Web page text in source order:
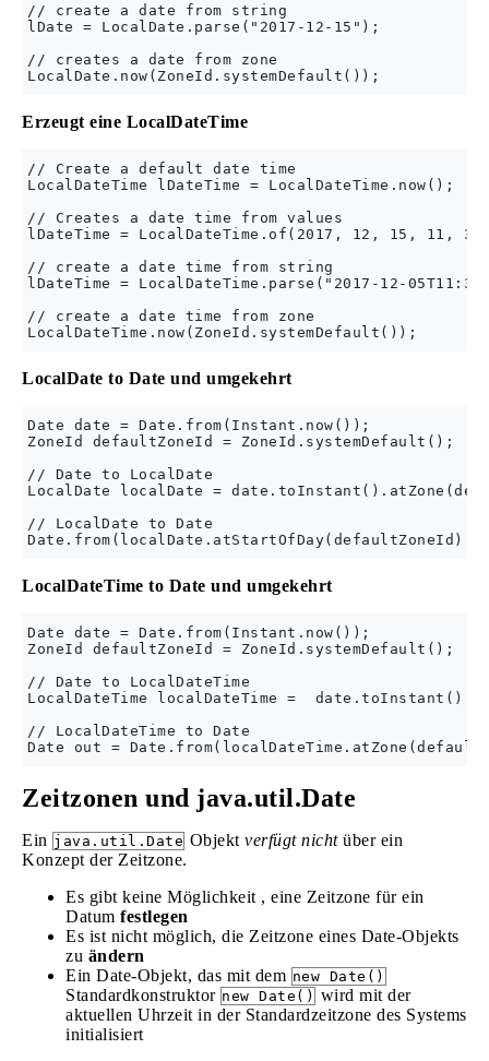
// create a date from string
lDate = LocalDate.parse("2017-12-15");
// creates a date from zone
Erzeugt eine LocalDateTime
// Create a default date time
LocalDateTime lDateTime = LocalDateTime.now();
// Creates a date time from values
lDateTime = LocalDateTime.of(2017, 12, 15, 11,
// create a date time from string
lDateTime = LocalDateTime.parse("2017-12-
// create a date time from zone
LocalDate to Date und umgekehrt
Date date = Date.from(Instant.now());
ZoneId defaultZoneId = ZoneId.systemDefault();
// Date to LocalDate
LocalDate localDate =
// LocalDate to Date
LocalDateTime to Date und umgekehrt
Date date = Date.from(Instant.now());
ZoneId defaultZoneId = ZoneId.systemDefault();
// Date to LocalDateTime
LocalDateTime localDateTime =
// LocalDateTime to Date
Zeitzonen und java.util.Date
Ein java.util.Date Objekt verfügt nichtüber ein
Konzept der Zeitzone.
Es gibt keine Möglichkeit , eine Zeitzone für ein
Datum festlegen
Es ist nicht möglich, die Zeitzone eines Date-Objekts
zu ändern
Ein Date-Objekt, das mit dem new Date()
Standardkonstruktor new Date() wird mit der
aktuellen Uhrzeit in der Standardzeitzone des Systems
initialisiert